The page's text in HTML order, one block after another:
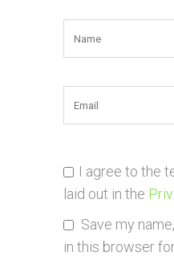
I agree to the
laid out in the
Save my
in this browser